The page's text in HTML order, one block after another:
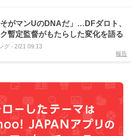
そがマンUのDNAだ」…DFダロト、
暫定監督がもたらした変化を語る
グ - 2/21 09:13
報告